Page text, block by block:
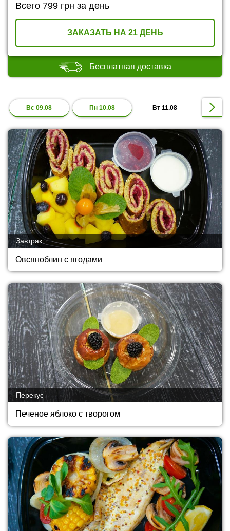
Вс 09.08 Пн 10.08 Вт 11.08
Завтрак
Овсяноблин с ягодами
Перекус
Печеное яблоко с творогом
Всего 799 грн за день
ЗАКАЗАТЬ НА 21 ДЕНЬ
Бесплатная доставка